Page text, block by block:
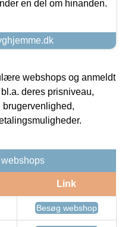
en del om hinanden.
webshops og anmeldt
deres prisniveau,
Link
Besøg webshop